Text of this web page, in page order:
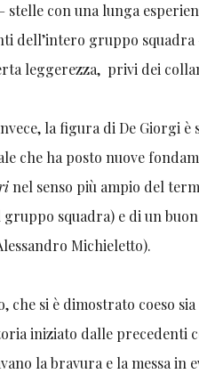
stelle con una lunga
dell’intero gruppo
leggerezza, privi dei
la figura di De Giorgi
che ha posto nuove
nel senso più ampio del
squadra) e di un
Michieletto).
che si è dimostrato coeso
iniziato dalle precedenti
la bravura e la messa in